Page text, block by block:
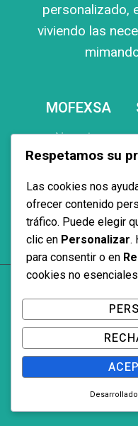
personalizado,
viviendo las
MOFEXSA
Nosotros
Productos
Proyectos
Contacto
©
Aviso Legal y
Política de Cookies
Respetamos su
Las cookies nos
ofrecer contenido
tráfico. Puede elegir
clic en Personalizar.
para consentir o en
cookies no